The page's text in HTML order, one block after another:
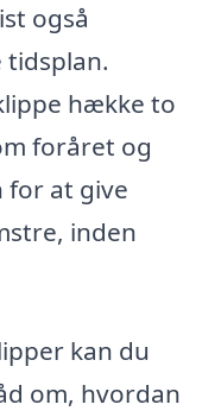
også
tidsplan.
hække to
foråret og
for at give
inden
kan du
om, hvordan